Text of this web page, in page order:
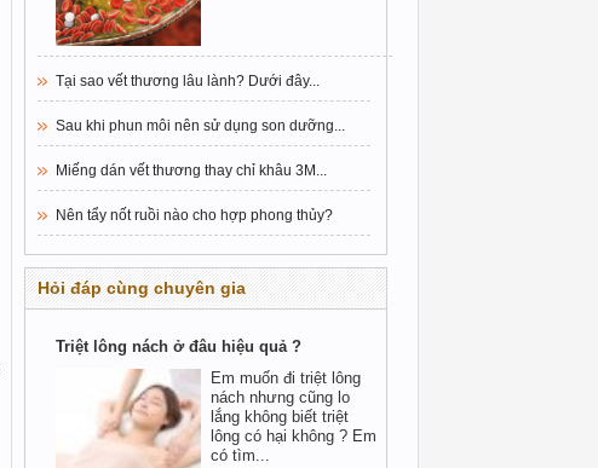
Tại sao vết thương lâu lành? Dưới đây...
Sau khi phun môi nên sử dụng son dưỡng...
Miếng dán vết thương thay chỉ khâu 3M...
Nên tẩy nốt ruồi nào cho hợp phong thủy?
Hỏi đáp cùng chuyên gia
Triệt lông nách ở đâu hiệu quả ?
Em muốn đi triệt lông
nách nhưng cũng lo
lắng không biết triệt
lông có hại không ? Em
có tìm...